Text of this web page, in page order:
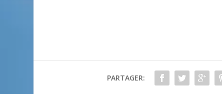
PARTAGER: